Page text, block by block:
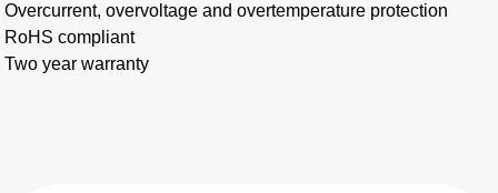
Overcurrent, overvoltage and overtemperature protection
RoHS compliant
Two year warranty